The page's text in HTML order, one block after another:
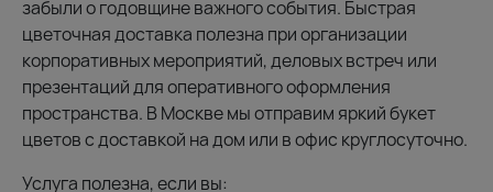
забыли о годовщине важного события. Быстрая
цветочная доставка полезна при организации
корпоративных мероприятий, деловых встреч или
презентаций для оперативного оформления
пространства. В Москве мы отправим яркий букет
цветов с доставкой на дом или в офис круглосуточно.
Услуга полезна, если вы: